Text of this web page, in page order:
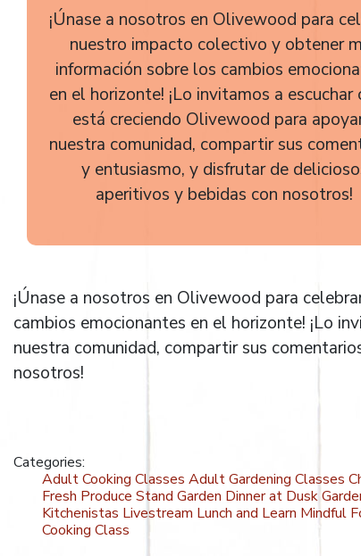
¡Únase a nosotros en Olivewood para
nuestro impacto colectivo y obtener
información sobre los cambios
en el horizonte! ¡Lo invitamos a escuchar
está creciendo Olivewood para
nuestra comunidad, compartir sus
y entusiasmo, y disfrutar de
aperitivos y bebidas con nosotros!
¡Únase a nosotros en Olivewood para
cambios emocionantes en el horizonte! ¡Lo
nuestra comunidad, compartir sus
nosotros!
Categories:
Adult Cooking Classes Adult Gardening Classes
Fresh Produce Stand Garden Dinner at Dusk
Kitchenistas Livestream Lunch and Learn Mindful
Cooking Class